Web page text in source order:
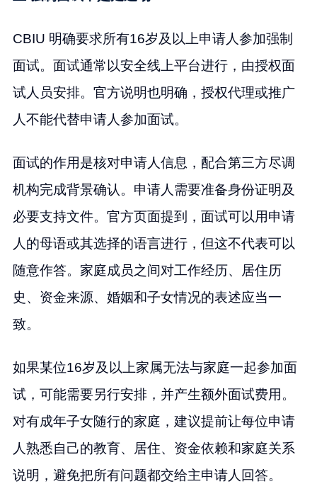
CBIU 明确要求所有16岁及以上申请人参加强制
面试。面试通常以安全线上平台进行，由授权面
试人员安排。官方说明也明确，授权代理或推广
人不能代替申请人参加面试。
面试的作用是核对申请人信息，配合第三方尽调
机构完成背景确认。申请人需要准备身份证明及
必要支持文件。官方页面提到，面试可以用申请
人的母语或其选择的语言进行，但这不代表可以
随意作答。家庭成员之间对工作经历、居住历
史、资金来源、婚姻和子女情况的表述应当一
致。
如果某位16岁及以上家属无法与家庭一起参加面
试，可能需要另行安排，并产生额外面试费用。
对有成年子女随行的家庭，建议提前让每位申请
人熟悉自己的教育、居住、资金依赖和家庭关系
说明，避免把所有问题都交给主申请人回答。